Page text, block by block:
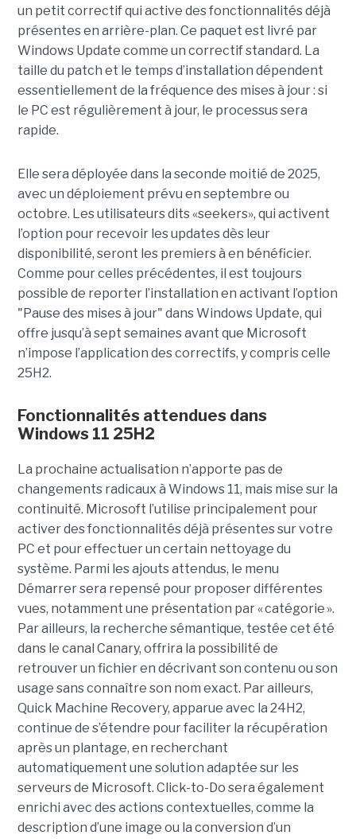
un petit correctif qui active des fonctionnalités déjà
présentes en arrière-plan. Ce paquet est livré par
Windows Update comme un correctif standard. La
taille du patch et le temps d’installation dépendent
essentiellement de la fréquence des mises à jour : si
le PC est régulièrement à jour, le processus sera
rapide.
Elle sera déployée dans la seconde moitié de 2025,
avec un déploiement prévu en septembre ou
octobre. Les utilisateurs dits «seekers», qui activent
l’option pour recevoir les updates dès leur
disponibilité, seront les premiers à en bénéficier.
Comme pour celles précédentes, il est toujours
possible de reporter l’installation en activant l’option
"Pause des mises à jour" dans Windows Update, qui
offre jusqu’à sept semaines avant que Microsoft
n’impose l’application des correctifs, y compris celle
25H2.
Fonctionnalités attendues dans
Windows 11 25H2
La prochaine actualisation n’apporte pas de
changements radicaux à Windows 11, mais mise sur la
continuité. Microsoft l’utilise principalement pour
activer des fonctionnalités déjà présentes sur votre
PC et pour effectuer un certain nettoyage du
système. Parmi les ajouts attendus, le menu
Démarrer sera repensé pour proposer différentes
vues, notamment une présentation par « catégorie ».
Par ailleurs, la recherche sémantique, testée cet été
dans le canal Canary, offrira la possibilité de
retrouver un fichier en décrivant son contenu ou son
usage sans connaître son nom exact. Par ailleurs,
Quick Machine Recovery, apparue avec la 24H2,
continue de s’étendre pour faciliter la récupération
après un plantage, en recherchant
automatiquement une solution adaptée sur les
serveurs de Microsoft. Click-to-Do sera également
enrichi avec des actions contextuelles, comme la
description d’une image ou la conversion d’un